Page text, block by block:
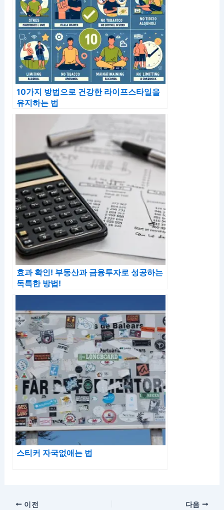
10가지 방법으로 건강한 라이프스타일을
유지하는 법
효과 확인! 부동산과 금융투자로 성공하는
독특한 방법!
스티커 자국없애는 법
이전 다음